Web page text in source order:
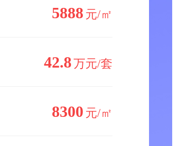
5888 元/㎡
42.8万元/套
8300 元/㎡